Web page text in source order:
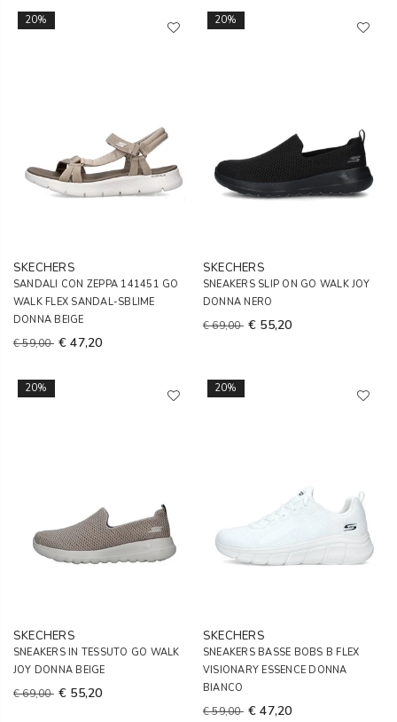
20%
SKECHERS
SANDALI CON ZEPPA 141451 GO
WALK FLEX SANDAL-SBLIME
DONNA BEIGE
€ 59,00 € 47,20
20%
SKECHERS
SNEAKERS SLIP ON GO WALK JOY
DONNA NERO
€ 69,00 € 55,20
20%
SKECHERS
SNEAKERS IN TESSUTO GO WALK
JOY DONNA BEIGE
€ 69,00 € 55,20
20%
SKECHERS
SNEAKERS BASSE BOBS B FLEX
VISIONARY ESSENCE DONNA
BIANCO
€ 59,00 € 47,20